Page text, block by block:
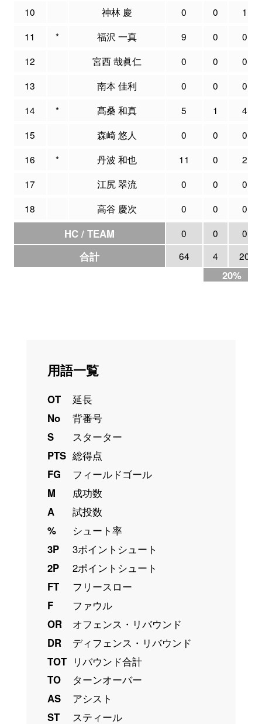
10 神林 慶 0 0
1
11
* 福沢 一真 9 0
0
12
宮西 哉眞仁 0 0
0
13
南本 佳利 0 0
0
14
* 髙桑 和真 5 1
4
15
森崎 悠人 0 0
0
16
* 丹波 和也 11 0
2
17
江尻 翠流 0 0
0
18
高谷 慶次 0 0 0
HC / TEAM 0 0 0
合計 64 4 20
20%
用語一覧
OT
延長
No
背番号
S
スターター
PTS 総得点
FG
フィールドゴール
M
成功数
A
試投数
%
シュート率
3P
3ポイントシュート
2P
2ポイントシュート
FT
フリースロー
F
ファウル
OR
オフェンス・リバウンド
DR
ディフェンス・リバウンド
TOT リバウンド合計
TO
ターンオーバー
AS
アシスト
ST
スティール